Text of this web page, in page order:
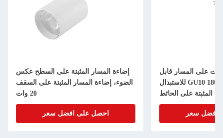
إضاءة المسار المثبتة على السطح عكس
الضوء، إضاءة المسار المثبتة على السقف
20 وات
احصل على افضل سعر
على المسار قابل
للاستبدال GU10 1800LM 24V نوع
المثبتة على الحائط
افضل سعر